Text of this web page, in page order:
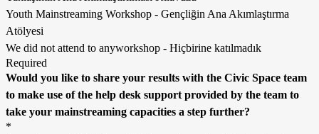
Youth Mainstreaming Workshop - Gençliğin Ana Akımlaştırma
Atölyesi
We did not attend to anyworkshop - Hiçbirine katılmadık
Required
Would you like to share your results with the Civic Space team
to make use of the help desk support provided by the team to
take your mainstreaming capacities a step further?
*